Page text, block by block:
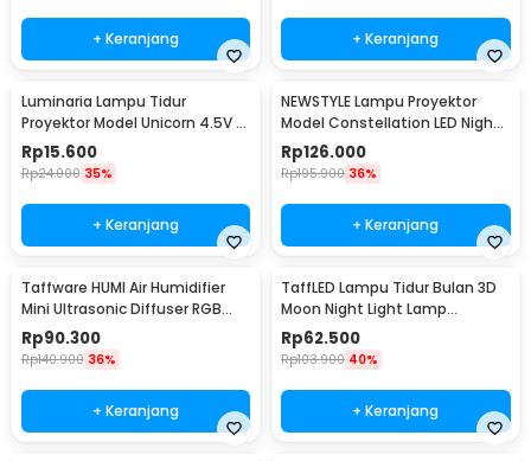
+ Keranjang + Keranjang
Luminaria Lampu Tidur
Proyektor Model Unicorn 4.5V -
GP-ZS0
Rp15.600
Rp24.000 35%
+ Keranjang
NEWSTYLE Lampu Proyektor
Model Constellation LED Night
Light 3W 5V - NL-USB
Rp126.000
Rp195.900 36%
+ Keranjang
Taffware HUMI Air Humidifier
Mini Ultrasonic Diffuser RGB
500ml Remote - 2467
Rp90.300
Rp140.900 36%
+ Keranjang
TaffLED Lampu Tidur Bulan 3D
Moon Night Light Lamp
Rechargeable 12cm - ROX-05
Rp62.500
Rp103.900 40%
+ Keranjang